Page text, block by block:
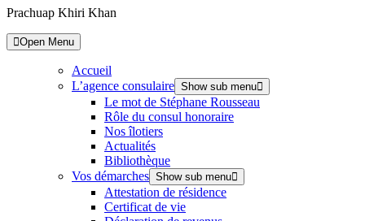
Prachuap Khiri Khan
Open Menu
Accueil
L’agence consulaire Show sub menu
Le mot de Stéphane Rousseau
Rôle du consul honoraire
Nos îlotiers
Actualités
Bibliothèque
Vos démarches Show sub menu
Attestation de résidence
Certificat de vie